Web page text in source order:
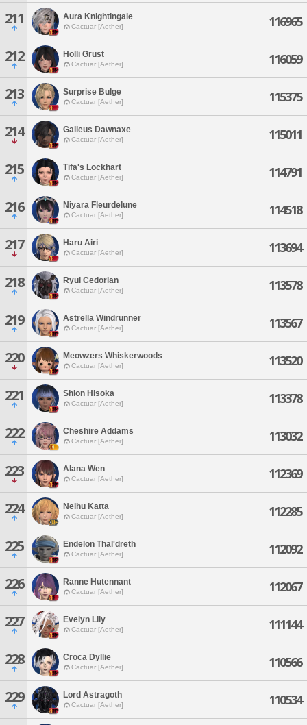
211 Aura Knightingale
Cactuar [Aether] 116965
212 Holli Grust
Cactuar [Aether] 116059
213 Surprise Bulge
Cactuar [Aether] 115375
214 Galleus Dawnaxe
Cactuar [Aether] 115011
215 Tifa's Lockhart
Cactuar [Aether] 114791
216 Niyara Fleurdelune
Cactuar [Aether] 114518
217 Haru Airi
Cactuar [Aether] 113694
218 Ryul Cedorian
Cactuar [Aether] 113578
219 Astrella Windrunner
Cactuar [Aether] 113567
220 Meowzers Whiskerwoods
Cactuar [Aether] 113520
221 Shion Hisoka
Cactuar [Aether] 113378
222 Cheshire Addams
Cactuar [Aether] 113032
223 Alana Wen
Cactuar [Aether] 112369
224 Nelhu Katta
Cactuar [Aether] 112285
225 Endelon Thal'dreth
Cactuar [Aether] 112092
226 Ranne Hutennant
Cactuar [Aether] 112067
227 Evelyn Lily
Cactuar [Aether] 111144
228 Croca Dyllie
Cactuar [Aether] 110566
229 Lord Astragoth
Cactuar [Aether] 110534